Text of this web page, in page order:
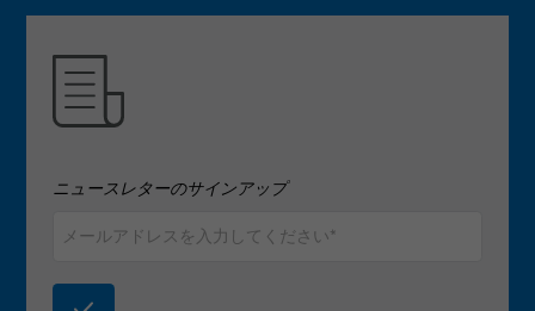
ニュースレターのサインアップ